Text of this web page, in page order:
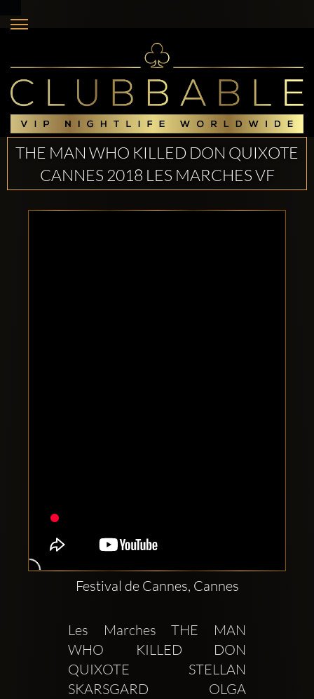
THE MAN WHO KILLED DON QUIXOTE
CANNES 2018 LES MARCHES VF
Festival de Cannes, Cannes
Les Marches THE MAN
WHO KILLED DON
QUIXOTE  STELLAN
SKARSGARD  OLGA